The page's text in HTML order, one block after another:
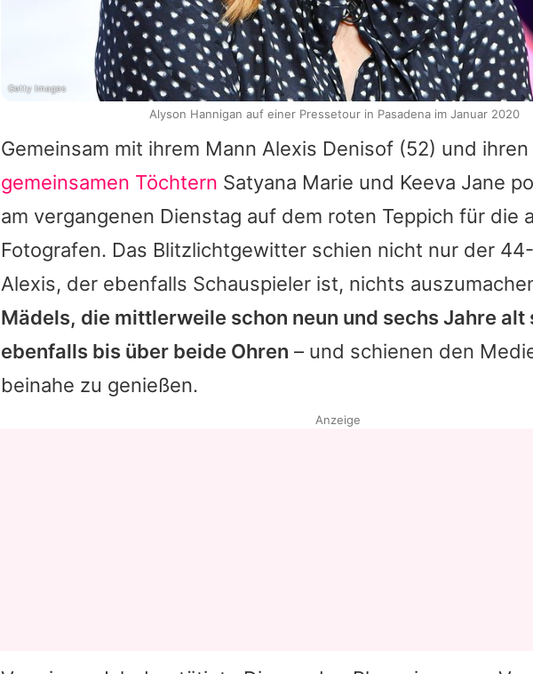
Gemeinsam mit ihrem Mann Alexis Denisof (52) und ihren
gemeinsamen Töchtern Satyana Marie und Keeva Jane
am vergangenen Dienstag auf dem roten Teppich für die
Fotografen. Das Blitzlichtgewitter schien nicht nur der
Alexis, der ebenfalls Schauspieler ist, nichts
Mädels, die mittlerweile schon neun und sechs Jahre
ebenfalls bis über beide Ohren – und schienen den
beinahe zu genießen.
Getty Images
Alyson Hannigan auf einer Pressetour in Pasadena im Januar 2020
Anzeige